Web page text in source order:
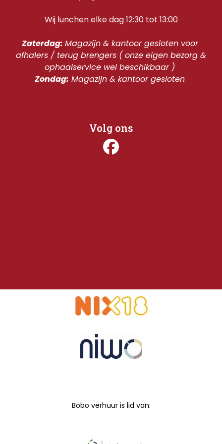
Wij lunchen elke dag 12:30 tot 13:00
Zaterdag: Magazijn & kantoor gesloten voor
afhalers / terug brengers ( onze eigen bezorg &
ophaalservice wel beschikbaar )
Zondag: Magazijn & kantoor gesloten
Volg ons
Bobo verhuur is lid van: